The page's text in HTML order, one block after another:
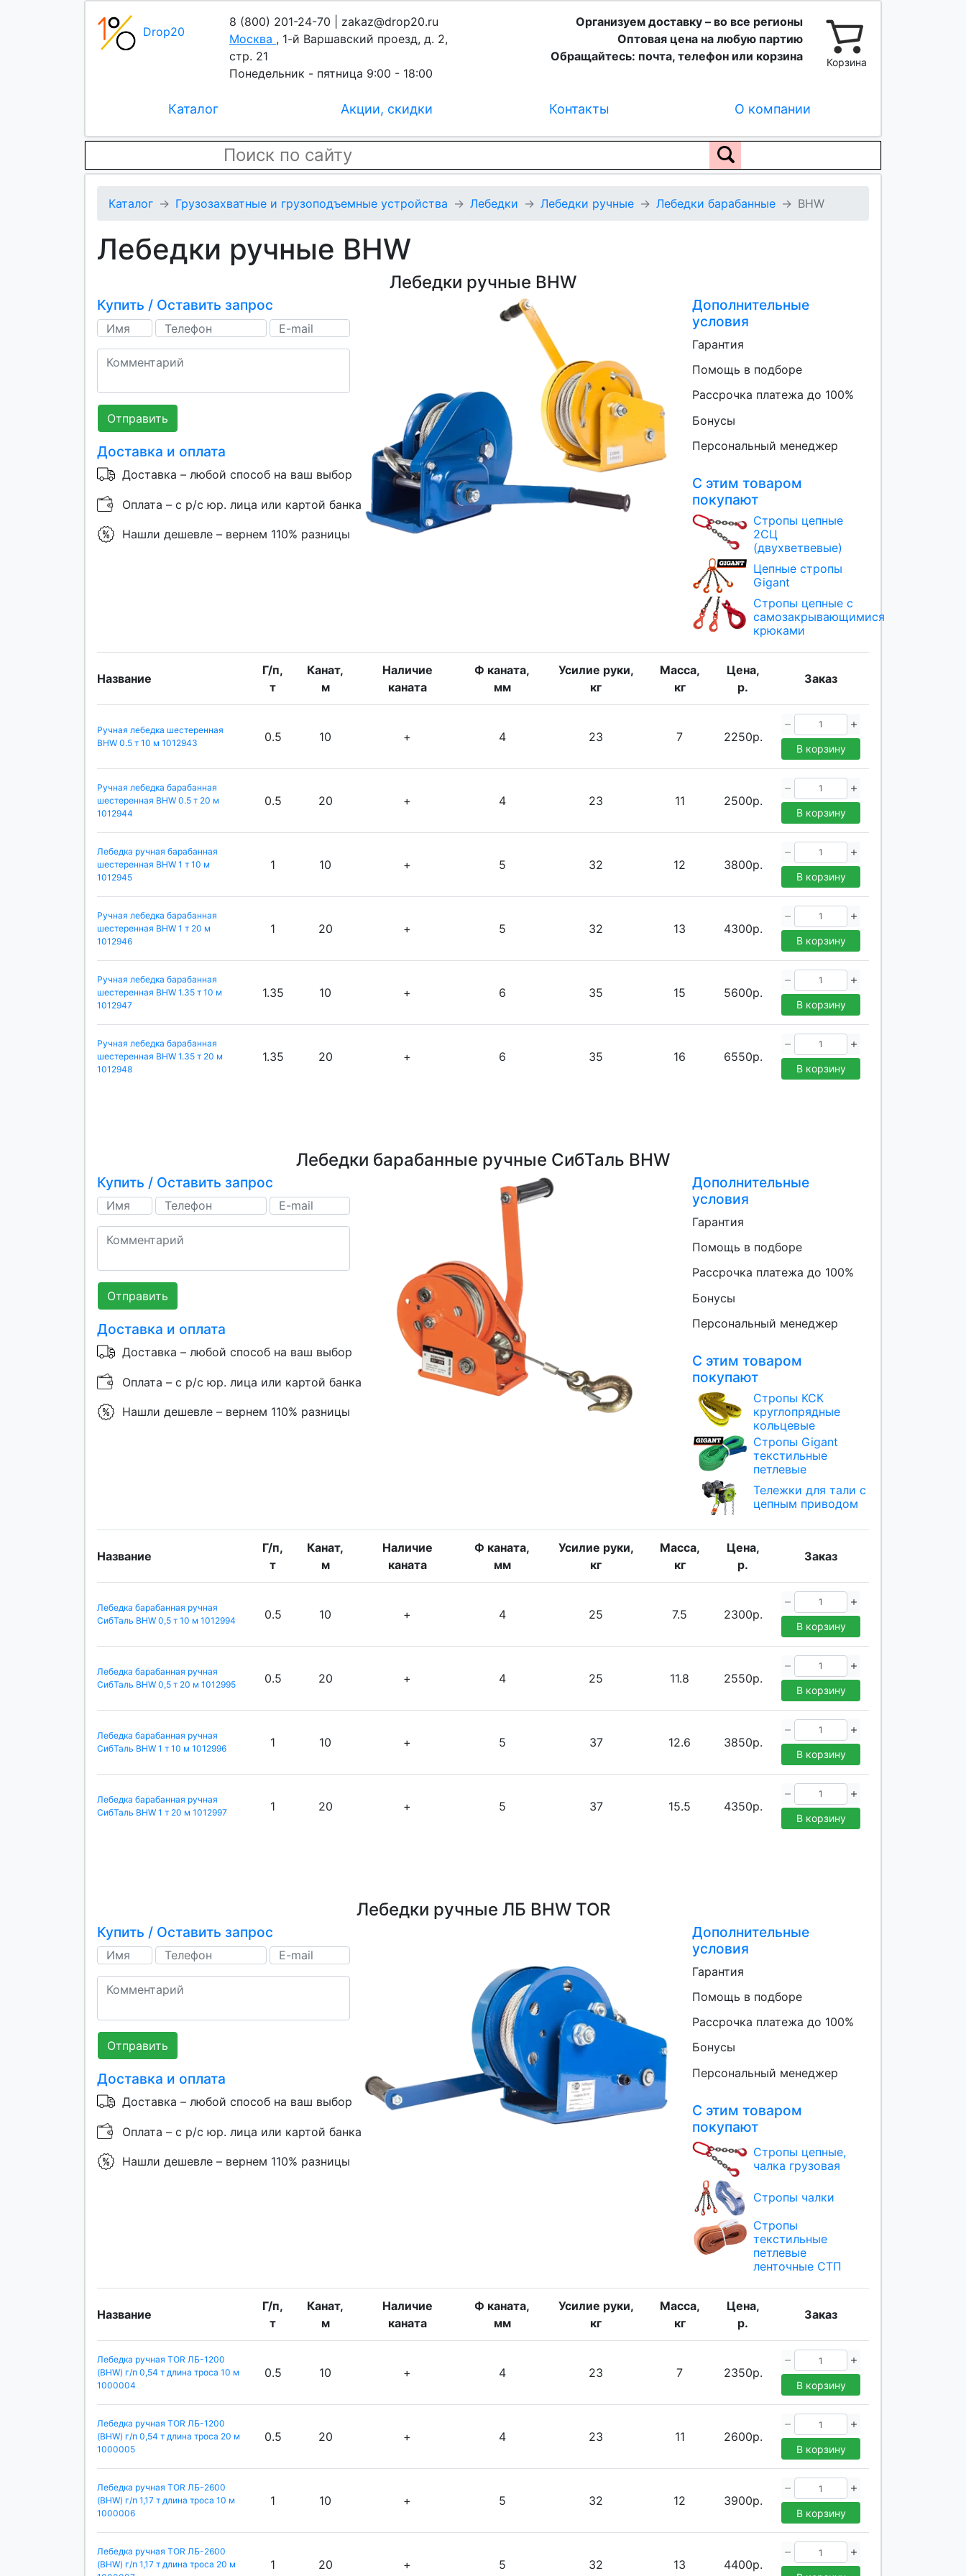
Drop20
8 (800) 201-24-70 | zakaz@drop20.ru
Москва , 1-й Варшавский проезд, д. 2,
стр. 21
Понедельник - пятница 9:00 - 18:00
Организуем доставку – во все регионы
Оптовая цена на любую партию
Обращайтесь: почта, телефон или корзина
Корзина
Каталог Акции, скидки Контакты О компании
Каталог Грузозахватные и грузоподъемные устройства Лебедки Лебедки ручные Лебедки барабанные BHW
Лебедки ручные BHW
Лебедки ручные BHW
Купить / Оставить запрос
Отправить
Доставка и оплата
Доставка – любой способ на ваш выбор
Оплата – с р/с юр. лица или картой банка
Нашли дешевле – вернем 110% разницы
Дополнительные
условия
Гарантия
Помощь в подборе
Рассрочка платежа до 100%
Бонусы
Персональный менеджер
С этим товаром
покупают
Стропы цепные
2СЦ
(двухветвевые)
Цепные стропы
Gigant
Стропы цепные с
самозакрывающимися
крюками
Название
Г/п,
т
Канат,
м
Наличие
каната
Ф каната,
мм
Усилие руки,
кг
Масса,
кг
Цена,
р.
Заказ
Ручная лебедка шестеренная
BHW 0.5 т 10 м 1012943
0.5 10 + 4 23 7 2250р.
В корзину
Ручная лебедка барабанная
шестеренная BHW 0.5 т 20 м
1012944
0.5 20 + 4 23 11 2500р.
В корзину
Лебедка ручная барабанная
шестеренная BHW 1 т 10 м
1012945
1 10 + 5 32 12 3800р.
В корзину
Ручная лебедка барабанная
шестеренная BHW 1 т 20 м
1012946
1 20 + 5 32 13 4300р.
В корзину
Ручная лебедка барабанная
шестеренная BHW 1.35 т 10 м
1012947
1.35 10 + 6 35 15 5600р.
В корзину
Ручная лебедка барабанная
шестеренная BHW 1.35 т 20 м
1012948
1.35 20 + 6 35 16 6550р.
В корзину
Лебедки барабанные ручные СибТаль BHW
Купить / Оставить запрос
Отправить
Доставка и оплата
Доставка – любой способ на ваш выбор
Оплата – с р/с юр. лица или картой банка
Нашли дешевле – вернем 110% разницы
Дополнительные
условия
Гарантия
Помощь в подборе
Рассрочка платежа до 100%
Бонусы
Персональный менеджер
С этим товаром
покупают
Стропы КСК
круглопрядные
кольцевые
Стропы Gigant
текстильные
петлевые
Тележки для тали с
цепным приводом
Название
Г/п,
т
Канат,
м
Наличие
каната
Ф каната,
мм
Усилие руки,
кг
Масса,
кг
Цена,
р.
Заказ
Лебедка барабанная ручная
СибТаль BHW 0,5 т 10 м 1012994
0.5 10 + 4 25 7.5 2300р.
В корзину
Лебедка барабанная ручная
СибТаль BHW 0,5 т 20 м 1012995
0.5 20 + 4 25 11.8 2550р.
В корзину
Лебедка барабанная ручная
СибТаль BHW 1 т 10 м 1012996
1 10 + 5 37 12.6 3850р.
В корзину
Лебедка барабанная ручная
СибТаль BHW 1 т 20 м 1012997
1 20 + 5 37 15.5 4350р.
В корзину
Лебедки ручные ЛБ BHW TOR
Купить / Оставить запрос
Отправить
Доставка и оплата
Доставка – любой способ на ваш выбор
Оплата – с р/с юр. лица или картой банка
Нашли дешевле – вернем 110% разницы
Дополнительные
условия
Гарантия
Помощь в подборе
Рассрочка платежа до 100%
Бонусы
Персональный менеджер
С этим товаром
покупают
Стропы цепные,
чалка грузовая
Стропы чалки
Стропы
текстильные
петлевые
ленточные СТП
Название
Г/п,
т
Канат,
м
Наличие
каната
Ф каната,
мм
Усилие руки,
кг
Масса,
кг
Цена,
р.
Заказ
Лебедка ручная TOR ЛБ-1200
(BHW) г/п 0,54 т длина троса 10 м
1000004
0.5 10 + 4 23 7 2350р.
В корзину
Лебедка ручная TOR ЛБ-1200
(BHW) г/п 0,54 т длина троса 20 м
1000005
0.5 20 + 4 23 11 2600р.
В корзину
Лебедка ручная TOR ЛБ-2600
(BHW) г/п 1,17 т длина троса 10 м
1000006
1 10 + 5 32 12 3900р.
В корзину
Лебедка ручная TOR ЛБ-2600
(BHW) г/п 1,17 т длина троса 20 м
1 20 + 5 32 13 4400р.